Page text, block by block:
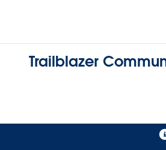
Trailblazer